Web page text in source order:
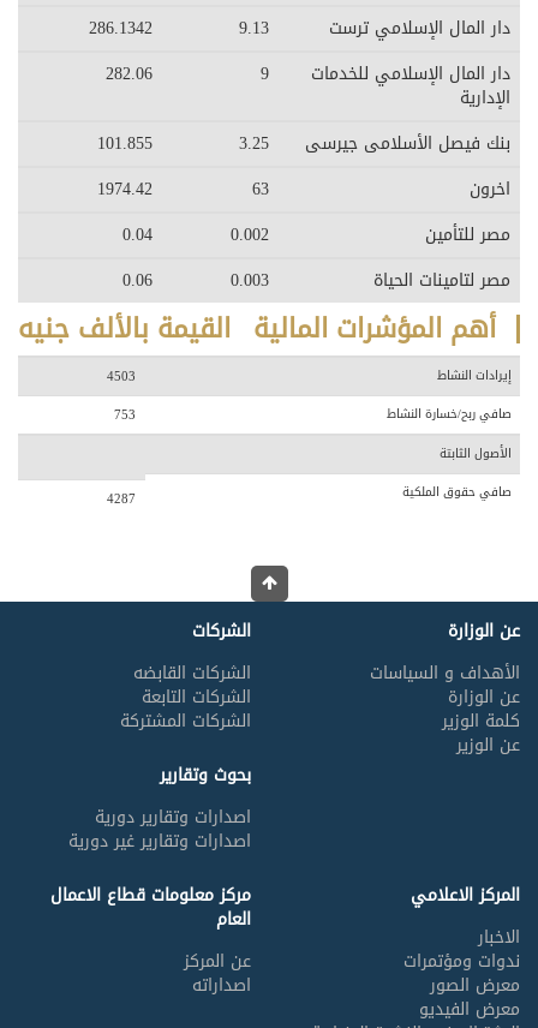
دار المال الإسلامي ترست
9.13
286.1342
دار المال الإسلامي للخدمات
الإدارية
9
282.06
بنك فيصل الأسلامى جيرسى 3.25
101.855
اخرون
63
1974.42
مصر للتأمين
0.002
0.04
مصر لتامينات الحياة
0.003
0.06
أهم المؤشرات المالية القيمة بالألف جنيه
إيرادات النشاط
صافي ربح/خسارة النشاط
4503
753
الأصول الثابتة
صافي حقوق الملكية
4287
عن الوزارة
الأهداف و السياسات
عن الوزارة
كلمة الوزير
عن الوزير
الشركات
الشركات القابضه
الشركات التابعة
الشركات المشتركة
بحوث وتقارير
اصدارات وتقارير دورية
اصدارات وتقارير غير دورية
المركز الاعلامي
الاخبار
ندوات ومؤتمرات
معرض الصور
معرض الفيديو
مركز معلومات قطاع الاعمال
العام
عن المركز
اصداراته